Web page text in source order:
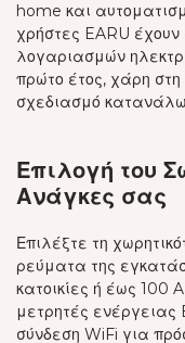
home και
χρήστες EARU
λογαριασμών
πρώτο έτος, χάρη
σχεδιασμό
Επιλογή του
Ανάγκες σας
Επιλέξτε τη
ρεύματα της
κατοικίες ή έως 100
μετρητές ενέργειας
σύνδεση WiFi για